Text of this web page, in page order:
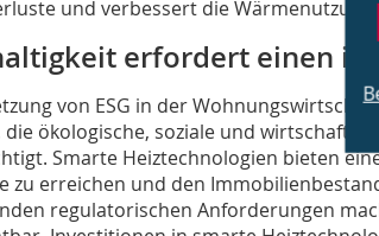
und verbessert die
erfordert einen
von ESG in der
ökologische, soziale und
Smarte Heiztechnologien bieten
zu erreichen und den
regulatorischen Anforderungen